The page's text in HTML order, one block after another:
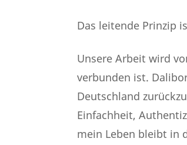
Das leitende Prinzip
Unsere Arbeit wird
verbunden ist.
Deutschland
Einfachheit,
mein Leben bleibt in